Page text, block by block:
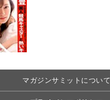
マガジンサミットについて